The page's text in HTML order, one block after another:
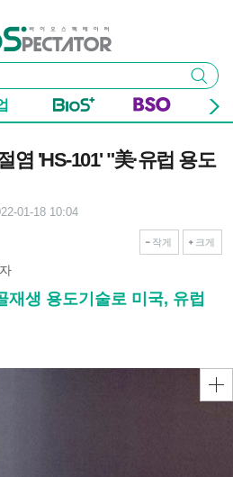
펙테이터
검색
염 'HS-101' "美·유럽 용도
01-18 10:04
작게 크게
생 용도기술로 미국, 유럽